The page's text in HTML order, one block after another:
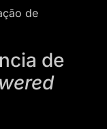
de
de